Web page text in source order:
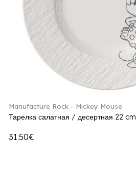
Manufacture Rock - Mickey Mouse
Тарелка салатная / десертная 22 cm
31.50€